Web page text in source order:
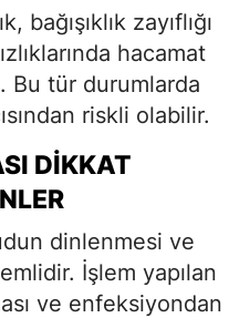
bağışıklık zayıflığı
hacamat
Bu tür durumlarda
riskli olabilir.
DIKKAT
dinlenmesi ve
İşlem yapılan
ve enfeksiyondan